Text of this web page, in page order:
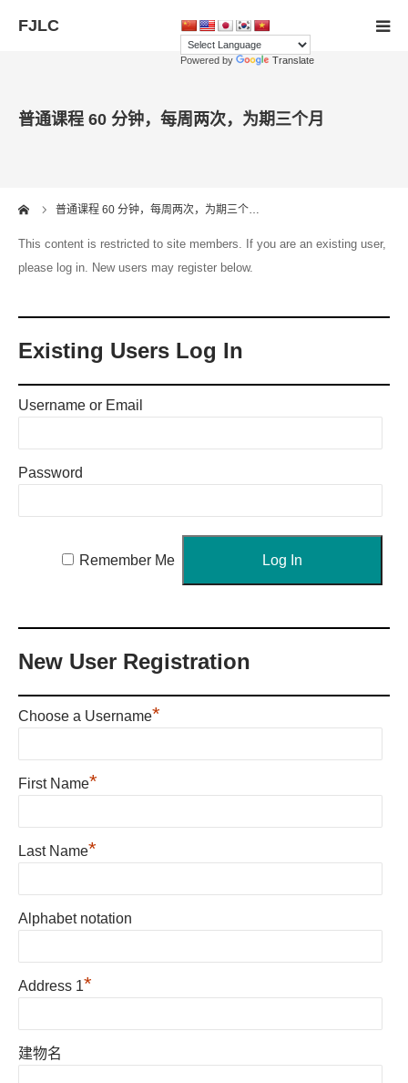
Powered by Translate
普通课程 60 分钟，每周两次，为期三个月
普通课程 60 分钟，每周两次，为期三个…
This content is restricted to site members. If you are an existing user,
please log in. New users may register below.
Existing Users Log In
Username or Email
Password
Remember Me
New User Registration
Choose a Username*
First Name*
Last Name*
Alphabet notation
Address 1*
建物名
会员注册